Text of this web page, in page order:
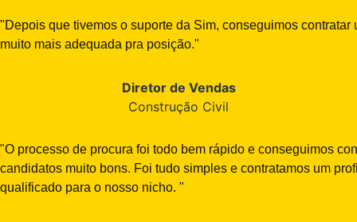
"Depois que tivemos o suporte da Sim, conseguimos contratar
muito mais adequada pra posição."
Diretor de Vendas
Construção Civil
"O processo de procura foi todo bem rápido e conseguimos
candidatos muito bons. Foi tudo simples e contratamos um
qualificado para o nosso nicho. "